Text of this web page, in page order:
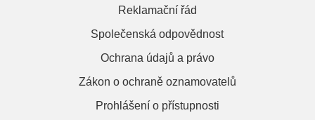
Reklamační řád
Společenská odpovědnost
Ochrana údajů a právo
Zákon o ochraně oznamovatelů
Prohlášení o přístupnosti